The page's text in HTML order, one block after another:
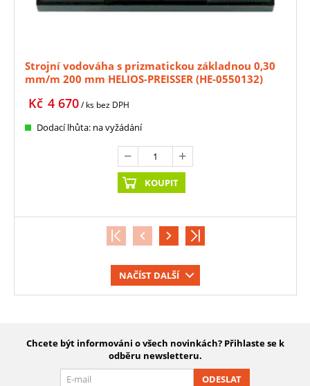
Strojní vodováha s prizmatickou základnou 0,30
mm/m 200 mm HELIOS-PREISSER (HE-0550132)
4 670
Kč / ks bez DPH
Dodací lhůta: na vyžádání
KOUPIT
NAČÍST DALŠÍ
Chcete být informováni o všech novinkách? Přihlaste se k
odběru newsletteru.
ODESLAT